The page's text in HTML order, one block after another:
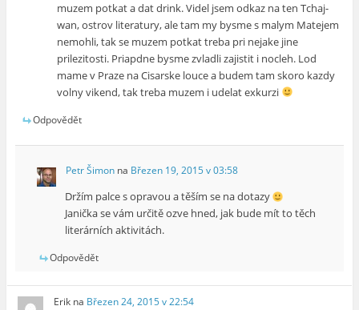
muzem potkat a dat drink. Videl jsem odkaz na ten Tchaj-
wan, ostrov literatury, ale tam my bysme s malym Matejem
nemohli, tak se muzem potkat treba pri nejake jine
prilezitosti. Priapdne bysme zvladli zajistit i nocleh. Lod
mame v Praze na Cisarske louce a budem tam skoro kazdy
volny vikend, tak treba muzem i udelat exkurzi
Odpovědět
Petr Šimonna Březen 19, 2015 v 03:58
Držím palce s opravou a těším se na dotazy
Janička se vám určitě ozve hned, jak bude mít to těch
literárních aktivitách.
Odpovědět
Erik na Březen 24, 2015 v 22:54